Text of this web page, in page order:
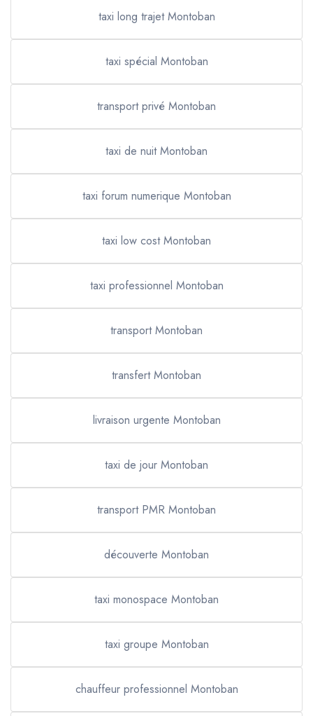
taxi long trajet Montoban
taxi spécial Montoban
transport privé Montoban
taxi de nuit Montoban
taxi forum numerique Montoban
taxi low cost Montoban
taxi professionnel Montoban
transport Montoban
transfert Montoban
livraison urgente Montoban
taxi de jour Montoban
transport PMR Montoban
découverte Montoban
taxi monospace Montoban
taxi groupe Montoban
chauffeur professionnel Montoban